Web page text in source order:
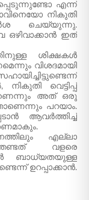
എന്ന്
നികുതി
ചെയ്യുന്നു.
ഒഴിവാക്കാൻ ഇത്
ശിക്ഷകൾ
വിശദമായി
വെട്ടിപ്പ്
അത് ഒരു
പറയാം.
ആവർത്തിച്ച്
എല്ലാ
വളരെ
ബാധ്യതയുള്ള
ഉറപ്പാക്കാൻ.